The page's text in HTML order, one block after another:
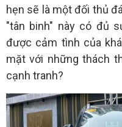
hẹn sẽ là một đối thủ
"tân binh" này có đủ
được cảm tình của
mặt với những thách
cạnh tranh?